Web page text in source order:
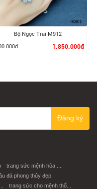
XEM CHI TIẾT
Bộ Ngọc Trai M912
1.850.000đ
Đăng ký
trang sức mệnh hỏa ....
đá phong thủy đẹp
trang sức cho mệnh thổ...